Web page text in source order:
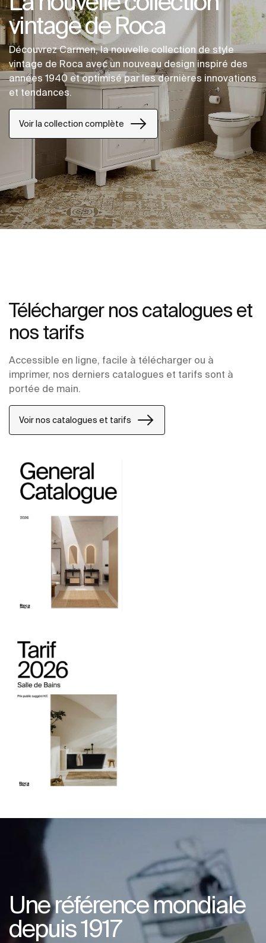
vintage de Roca
Découvrez Carmen, la nouvelle collection de style
vintage de Roca avec un nouveau design inspiré des
années 1940 et optimisé par les dernières innovations
et tendances.
Voir la collection complète
Télécharger nos catalogues et
nos tarifs
Accessible en ligne, facile à télécharger ou à
imprimer, nos derniers catalogues et tarifs sont à
portée de main.
Voir nos catalogues et tarifs
Une référence mondiale
depuis 1917